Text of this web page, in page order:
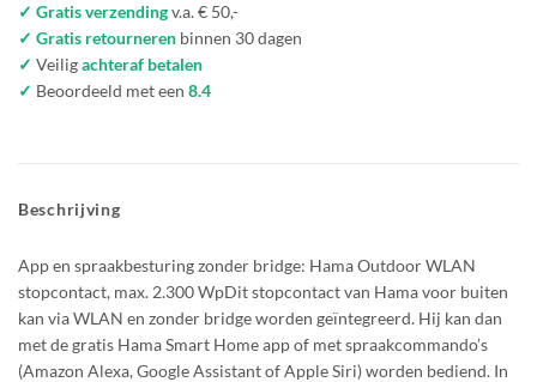
✓ Gratis verzendingv.a. € 50,-
✓ Gratis retourneren binnen 30 dagen
✓ Veiligachteraf betalen
✓ Beoordeeld met een 8.4
Beschrijving
App en spraakbesturing zonder bridge: Hama Outdoor WLAN
stopcontact, max. 2.300 WpDit stopcontact van Hama voor buiten
kan via WLAN en zonder bridge worden geïntegreerd. Hij kan dan
met de gratis Hama Smart Home app of met spraakcommando’s
(Amazon Alexa, Google Assistant of Apple Siri) worden bediend. In